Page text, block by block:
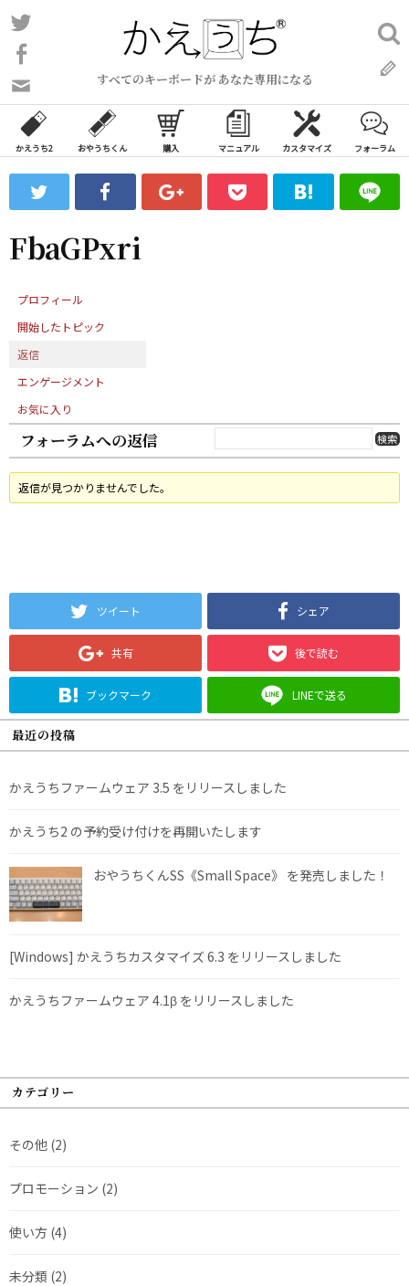
コ
ン
ン
ツ
ス
ッ
プ
すべてのキーボードが あなた専用になる
い
合
わ
フ
ォ
ム
検
索:
かえうち2 おやうちくん 購入 マニュアル カスタマイズ フォーラム
FbaGPxri
プロフィール
開始したトピック
返信
エンゲージメント
お気に入り
フォーラムへの返信
返信が見つかりませんでした。
ツイート シェア
共有 後で読む
ブックマーク LINEで送る
最近の投稿
かえうちファームウェア 3.5 をリリースしました
かえうち2 の予約受け付けを再開いたします
おやうちくんSS《Small Space》 を発売しました！
[Windows] かえうちカスタマイズ 6.3 をリリースしました
かえうちファームウェア 4.1β をリリースしました
カテゴリー
その他 (2)
プロモーション (2)
使い方 (4)
未分類 (2)